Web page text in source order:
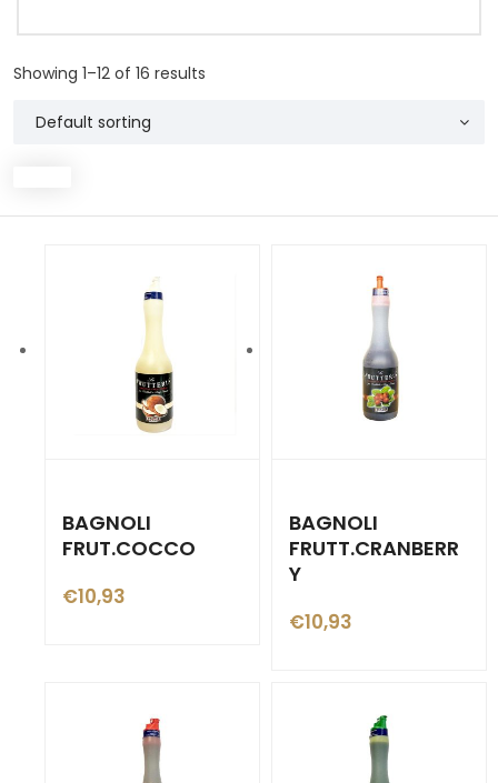
Showing 1–12 of 16 results
BAGNOLI
FRUT.COCCO
€10,93
BAGNOLI
FRUTT.CRANBERR
Y
€10,93